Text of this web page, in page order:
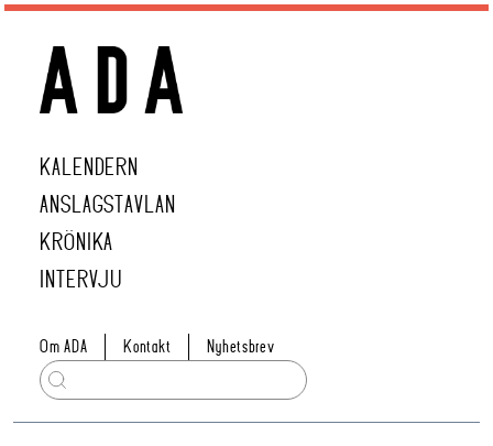
KALENDERN
ANSLAGSTAVLAN
KRÖNIKA
INTERVJU
Om ADA Kontakt Nyhetsbrev